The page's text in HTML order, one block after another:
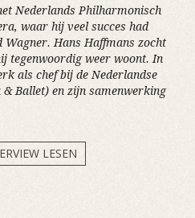
Nederlands Philharmonisch
waar hij veel succes had
Wagner. Hans Haffmans zocht
tegenwoordig weer woont. In
als chef bij de Nederlandse
Ballet) en zijn samenwerking
LESEN